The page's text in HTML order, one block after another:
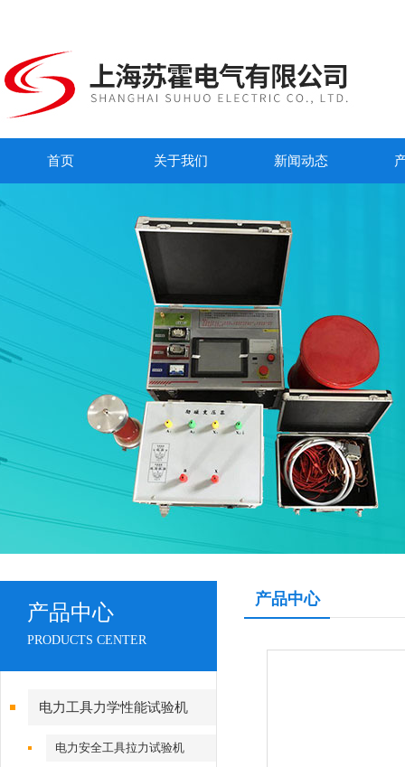
首页 关于我们 新闻动态
产品中心
PRODUCTS CENTER
电力工具力学性能试验机
电力安全工具拉力试验机
产品中心